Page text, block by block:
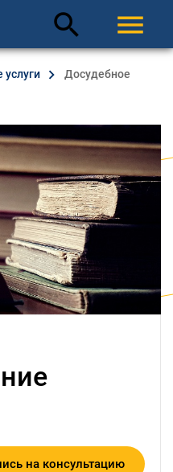
search menu
Досудебное
на консультацию